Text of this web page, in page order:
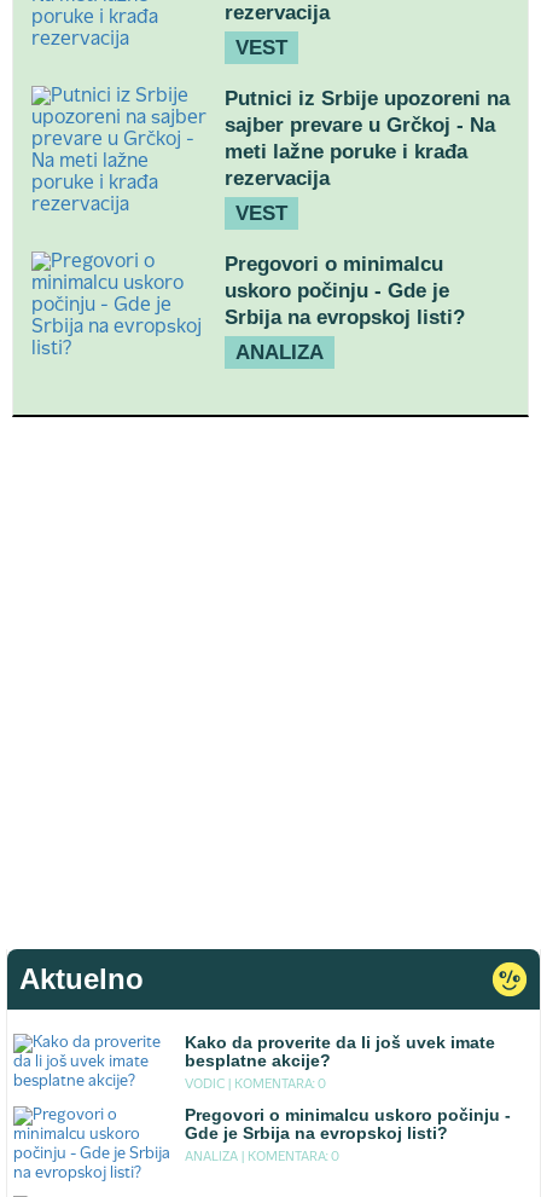
rezervacija
VEST
Putnici iz Srbije upozoreni na
sajber prevare u Grčkoj - Na
meti lažne poruke i krađa
rezervacija
VEST
Pregovori o minimalcu
uskoro počinju - Gde je
Srbija na evropskoj listi?
ANALIZA
Aktuelno
Kako da proverite da li još uvek imate
besplatne akcije?
VODIC | KOMENTARA: 0
Pregovori o minimalcu uskoro počinju -
Gde je Srbija na evropskoj listi?
ANALIZA | KOMENTARA: 0